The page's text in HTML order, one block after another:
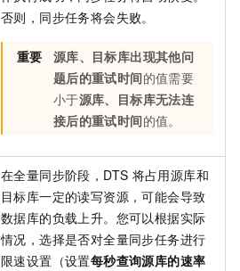
否则，同步任务将会失败。
重要
源库、目标库出现其他问
题后的重试时间的值需要
小于源库、目标库无法连
接后的重试时间的值。
在全量同步阶段，DTS 将占用源库和
目标库一定的读写资源，可能会导致
数据库的负载上升。您可以根据实际
情况，选择是否对全量同步任务进行
限速设置（设置每秒查询源库的速率